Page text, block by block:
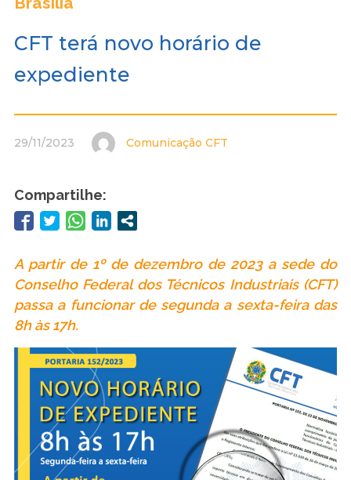
CFT terá novo horário de
expediente
29/11/2023 Comunicação CFT
Compartilhe:
A partir de 1º de dezembro de 2023 a sede do
Conselho Federal dos Técnicos Industriais (CFT)
passa a funcionar de segunda a sexta-feira das
8h às 17h.